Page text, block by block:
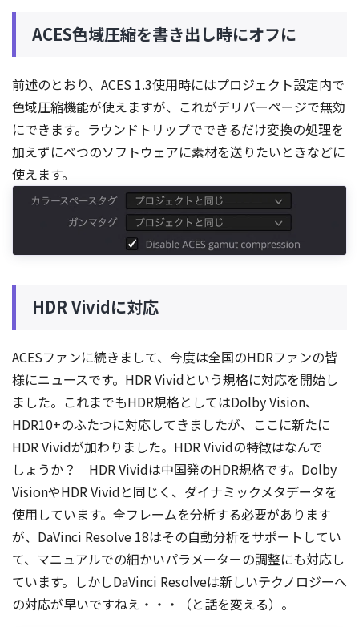
ACES色域圧縮を書き出し時にオフに
前述のとおり、ACES 1.3使用時にはプロジェクト設定内で
色域圧縮機能が使えますが、これがデリバーページで無効
にできます。ラウンドトリップでできるだけ変換の処理を
加えずにべつのソフトウェアに素材を送りたいときなどに
使えます。
HDR Vividに対応
ACESファンに続きまして、今度は全国のHDRファンの皆
様にニュースです。HDR Vividという規格に対応を開始し
ました。これまでもHDR規格としてはDolby Vision、
HDR10+のふたつに対応してきましたが、ここに新たに
HDR Vividが加わりました。HDR Vividの特徴はなんで
しょうか？ HDR Vividは中国発のHDR規格です。Dolby
VisionやHDR Vividと同じく、ダイナミックメタデータを
使用しています。全フレームを分析する必要があります
が、DaVinci Resolve 18はその自動分析をサポートしてい
て、マニュアルでの細かいパラメーターの調整にも対応し
ています。しかしDaVinci Resolveは新しいテクノロジーへ
の対応が早いですねえ・・・（と話を変える）。